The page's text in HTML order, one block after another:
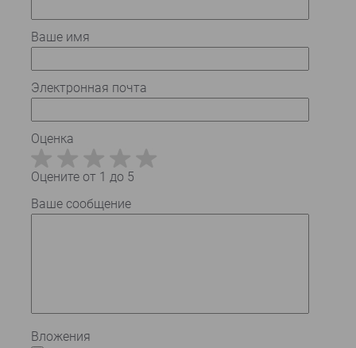
Ваше имя
Электронная почта
Оценка
Оцените от 1 до 5
Ваше сообщение
Вложения